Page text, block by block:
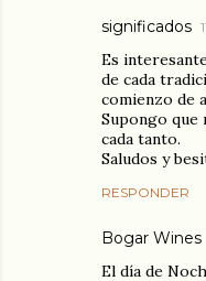
significados
Es
de cada
comienzo de
Supongo que
cada tanto.
Saludos y
RESPONDER
Bogar Wines
El día de